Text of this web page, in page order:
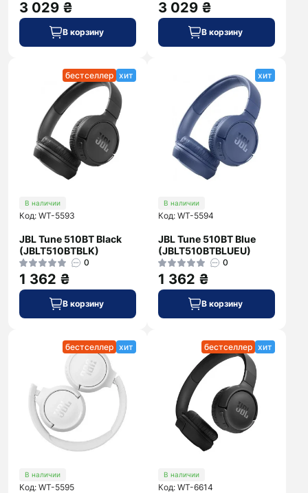
3 029 ₴
В корзину
3 029 ₴
В корзину
бестселлер хит
В наличии
Код: WT-5593
JBL Tune 510BT Black
(JBLT510BTBLK)
0
1 362 ₴
В корзину
хит
В наличии
Код: WT-5594
JBL Tune 510BT Blue
(JBLT510BTBLUEU)
0
1 362 ₴
В корзину
бестселлер хит
В наличии
Код: WT-5595
бестселлер хит
В наличии
Код: WT-6614